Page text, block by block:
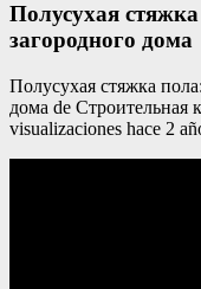
Полусухая
загородного дома
Полусухая стяжка
дома de
visualizaciones hace 2